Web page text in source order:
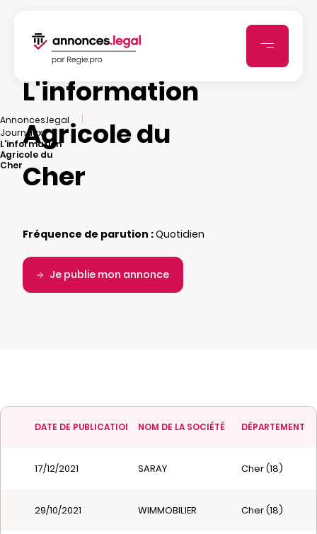
Annonces.legal
|
Journaux
|
L'information
Agricole du
Cher
L'information
Agricole du
Cher
Fréquence de parution :Quotidien
Je publie mon annonce
DATE DE PUBLICATION NOM DE LA SOCIÉTÉ DÉPARTEMENT
17/12/2021 SARAY Cher (18)
29/10/2021 WIMMOBILIER Cher (18)